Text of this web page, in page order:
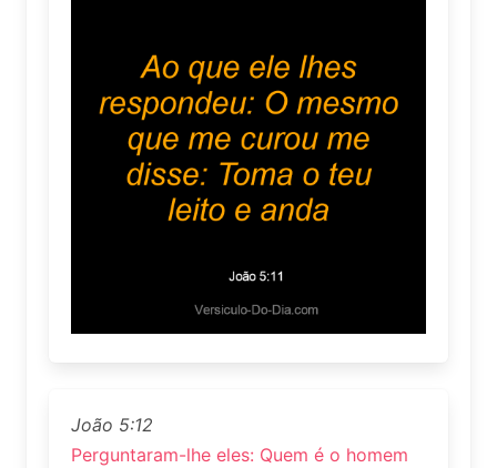
João 5:12
Perguntaram-lhe eles: Quem é o homem